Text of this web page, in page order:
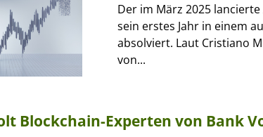
Der im März 2025
sein erstes Jahr in einem
absolviert. Laut Cristiano
von...
Blockchain-Experten von Bank